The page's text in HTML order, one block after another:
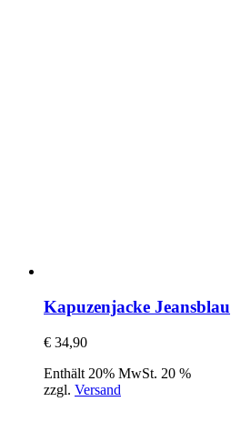
Kapuzenjacke Jeansblau
€ 34,90
Enthält 20% MwSt. 20 %
zzgl. Versand